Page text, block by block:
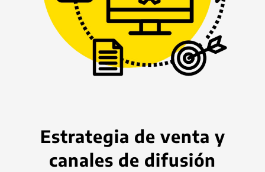
Estrategia de venta y
canales de difusión